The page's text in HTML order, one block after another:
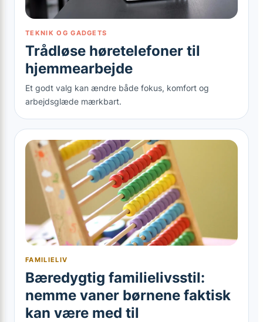
TEKNIK OG GADGETS
Trådløse høretelefoner til
hjemmearbejde
Et godt valg kan ændre både fokus, komfort og
arbejdsglæde mærkbart.
FAMILIELIV
Bæredygtig familielivsstil:
nemme vaner børnene faktisk
kan være med til